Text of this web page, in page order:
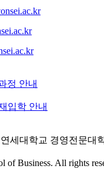
정 안내
입학 안내
세대학교 경영전문대
of Business. All rights